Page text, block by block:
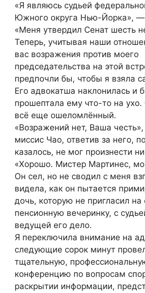
«Я являюсь судьей
Южного округа Нью-Йорка», —
«Меня утвердил Сенат шесть
Теперь, учитывая наши
вас возражения против моего
председательства на этой
предпочли бы, чтобы я взяла
Его адвокатша наклонилась и
прошептала ему что-то на ухо.
всё еще ошеломлённый.
«Возражений нет, Ваша
миссис Чао, ответив за него,
казалось, не мог произнести
«Хорошо. Мистер Мартинес,
Он сел, но не сводил с меня
видела, как он пытается
дочь, которую не пригласил на
пенсионную вечеринку, с
ведущей его дело.
Я переключила внимание на
следующие сорок минут
тщательную,
конференцию по вопросам
раскрытии информации,